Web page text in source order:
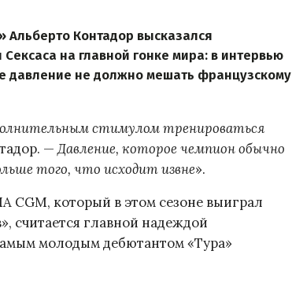
Контадор высказался
на главной гонке мира: в интервью
давление не должно мешать французскому
стимулом тренироваться
—Давление, которое чемпион обычно
того, что исходит извне».
CGM, который в этом сезоне выиграл
считается главной надеждой
молодым дебютантом «Тура»